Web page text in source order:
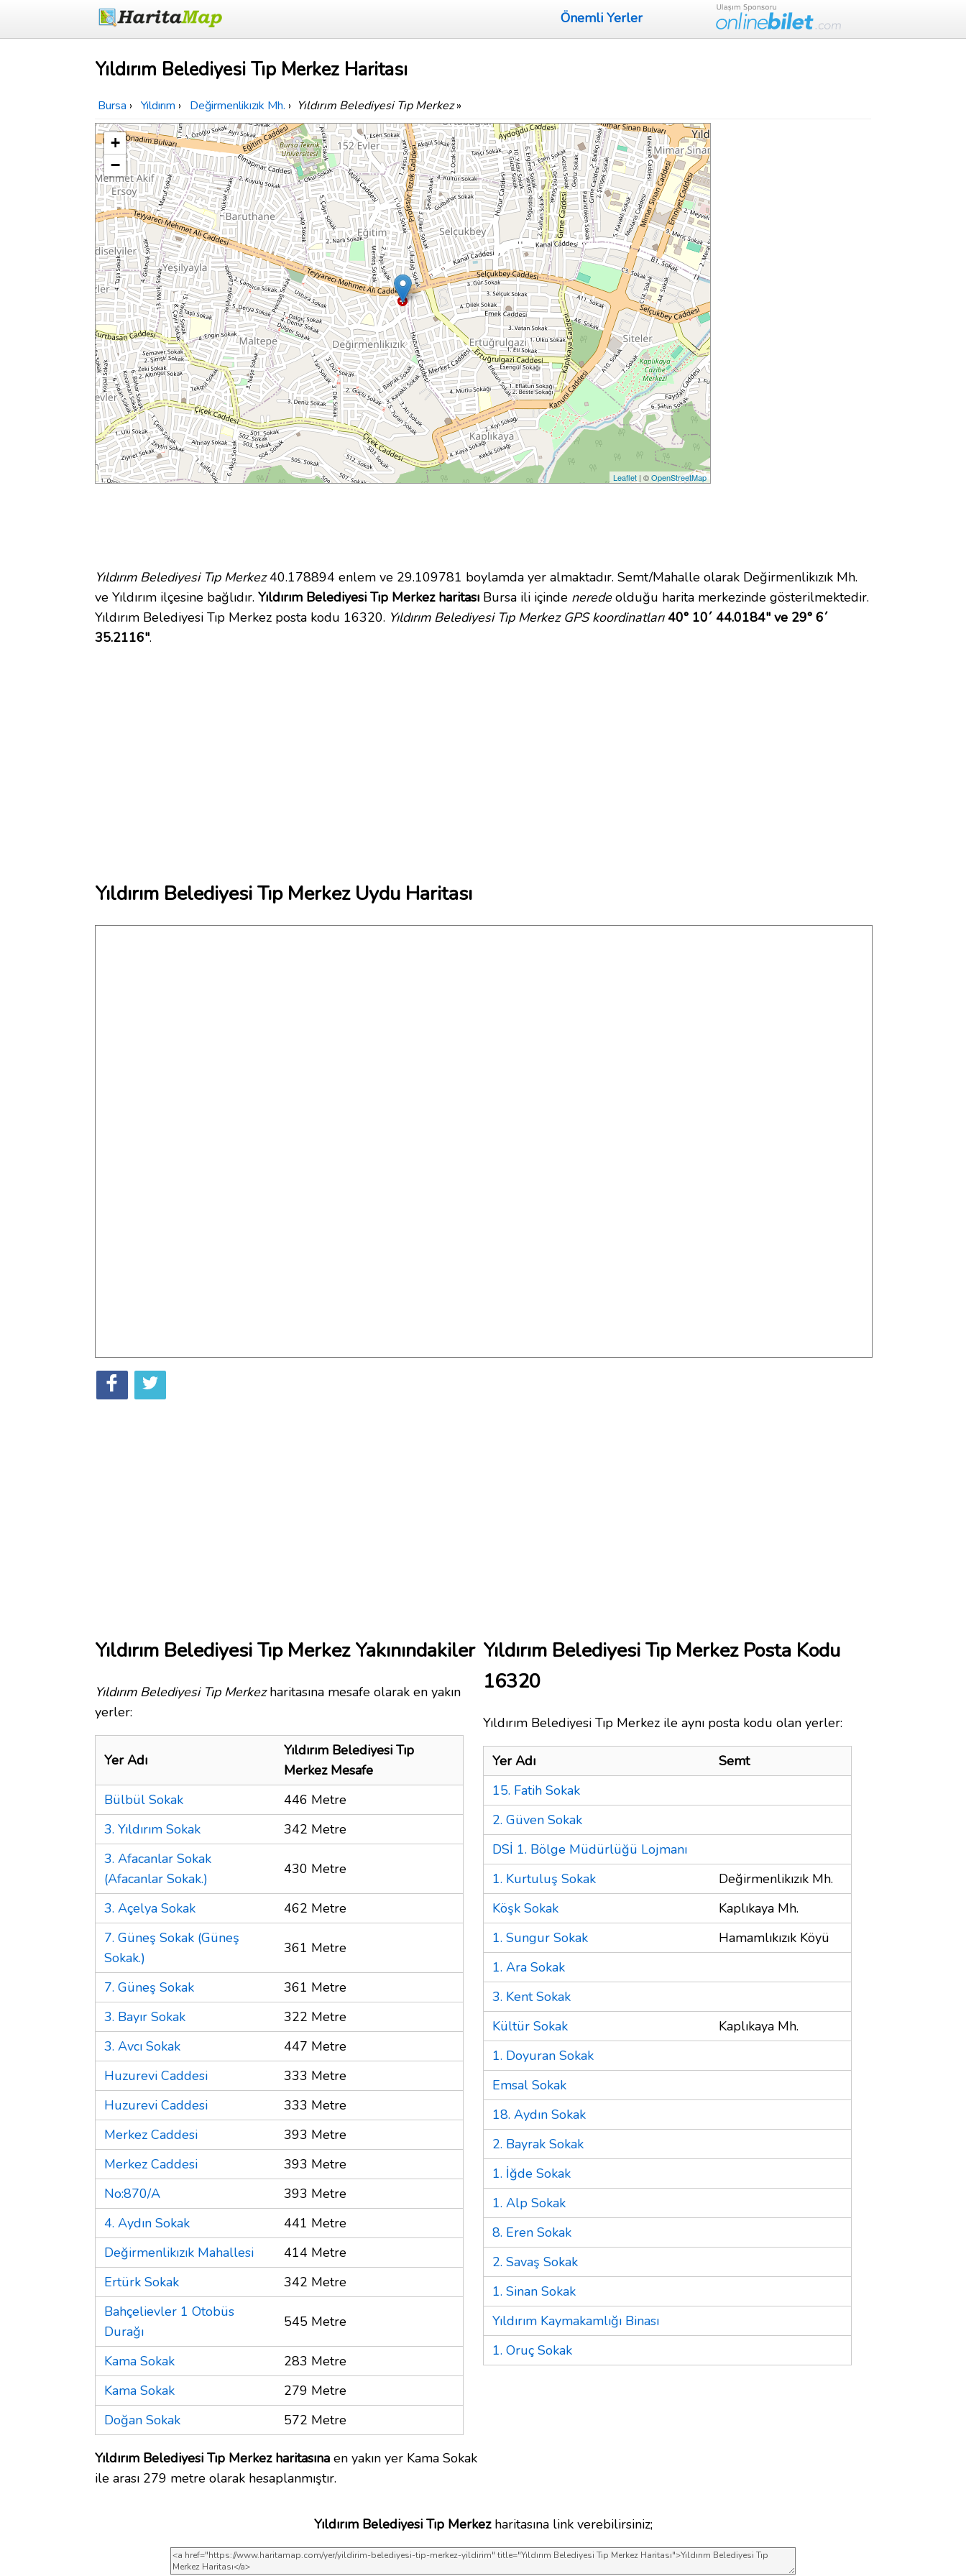
Önemli Yerler
Yıldırım Belediyesi Tıp Merkez Haritası
Bursa › Yıldırım › Değirmenlikızık Mh. › Yıldırım Belediyesi Tıp Merkez»
+
−
Leaflet | ©OpenStreetMap
Yıldırım Belediyesi Tıp Merkez40.178894 enlem ve 29.109781 boylamda yer almaktadır. Semt/Mahalle olarak Değirmenlikızık Mh.
ve Yıldırım ilçesine bağlıdır. Yıldırım Belediyesi Tıp Merkez haritası Bursa ili içinde neredeolduğu harita merkezinde gösterilmektedir.
Yıldırım Belediyesi Tıp Merkez posta kodu 16320. Yıldırım Belediyesi Tıp Merkez GPS koordinatları 40° 10´ 44.0184" ve 29° 6´
35.2116".
Yıldırım Belediyesi Tıp Merkez Uydu Haritası
Yıldırım Belediyesi Tıp Merkez Yakınındakiler
Yıldırım Belediyesi Tıp Merkezharitasına mesafe olarak en yakın
yerler:
Yer Adı
Yıldırım Belediyesi Tıp
Merkez Mesafe
Bülbül Sokak
446 Metre
3. Yıldırım Sokak
342 Metre
3. Afacanlar Sokak
(Afacanlar Sokak.)
430 Metre
3. Açelya Sokak
462 Metre
7. Güneş Sokak (Güneş
Sokak.)
361 Metre
7. Güneş Sokak
361 Metre
3. Bayır Sokak
322 Metre
3. Avcı Sokak
447 Metre
Huzurevi Caddesi
333 Metre
Huzurevi Caddesi
333 Metre
Merkez Caddesi
393 Metre
Merkez Caddesi
393 Metre
No:870/A
393 Metre
4. Aydın Sokak
441 Metre
Değirmenlikızık Mahallesi
414 Metre
Ertürk Sokak
342 Metre
Bahçelievler 1 Otobüs
Durağı
545 Metre
Kama Sokak
283 Metre
Kama Sokak
279 Metre
Doğan Sokak
572 Metre
Yıldırım Belediyesi Tıp Merkez haritasına en yakın yer Kama Sokak
ile arası 279 metre olarak hesaplanmıştır.
Yıldırım Belediyesi Tıp Merkez Posta Kodu
16320
Yıldırım Belediyesi Tıp Merkez ile aynı posta kodu olan yerler:
Yer Adı
Semt
15. Fatih Sokak
2. Güven Sokak
DSİ 1. Bölge Müdürlüğü Lojmanı
1. Kurtuluş Sokak
Değirmenlikızık Mh.
Köşk Sokak
Kaplıkaya Mh.
1. Sungur Sokak
Hamamlıkızık Köyü
1. Ara Sokak
3. Kent Sokak
Kültür Sokak
Kaplıkaya Mh.
1. Doyuran Sokak
Emsal Sokak
18. Aydın Sokak
2. Bayrak Sokak
1. İğde Sokak
1. Alp Sokak
8. Eren Sokak
2. Savaş Sokak
1. Sinan Sokak
Yıldırım Kaymakamlığı Binası
1. Oruç Sokak
Yıldırım Belediyesi Tıp Merkezharitasına link verebilirsiniz;